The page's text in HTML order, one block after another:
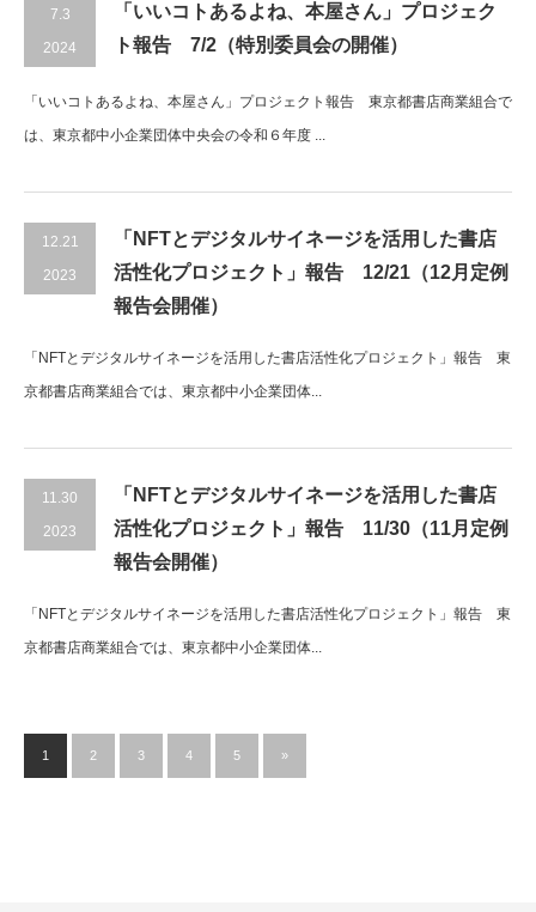
7.3
2024
「いいコトあるよね、本屋さん」プロジェク
ト報告 7/2（特別委員会の開催）
「いいコトあるよね、本屋さん」プロジェクト報告 東京都書店商業組合で
は、東京都中小企業団体中央会の令和６年度 ...
12.21
2023
「NFTとデジタルサイネージを活用した書店
活性化プロジェクト」報告 12/21（12月定例
報告会開催）
「NFTとデジタルサイネージを活用した書店活性化プロジェクト」報告 東
京都書店商業組合では、東京都中小企業団体...
11.30
2023
「NFTとデジタルサイネージを活用した書店
活性化プロジェクト」報告 11/30（11月定例
報告会開催）
「NFTとデジタルサイネージを活用した書店活性化プロジェクト」報告 東
京都書店商業組合では、東京都中小企業団体...
1 2 3 4 5 »